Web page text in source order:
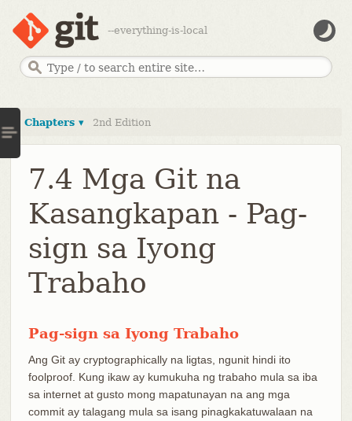
--everything-is-local
Chapters ▾ 2nd Edition
7.4 Mga Git na
Kasangkapan - Pag-
sign sa Iyong
Trabaho
Pag-sign sa Iyong Trabaho
Ang Git ay cryptographically na ligtas, ngunit hindi ito
foolproof. Kung ikaw ay kumukuha ng trabaho mula sa iba
sa internet at gusto mong mapatunayan na ang mga
commit ay talagang mula sa isang pinagkakatuwalaan na